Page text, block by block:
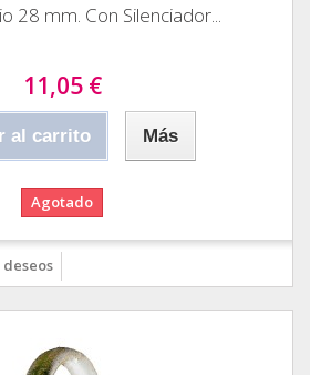
28 mm. Con Silenciador...
11,05 €
al carrito Más
Agotado